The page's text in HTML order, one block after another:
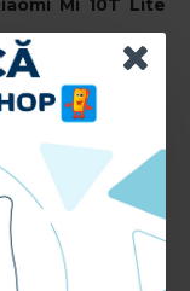
Mi 10T Lite